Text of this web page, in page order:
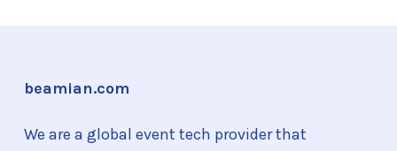
beamian.com
We are a global event tech provider that